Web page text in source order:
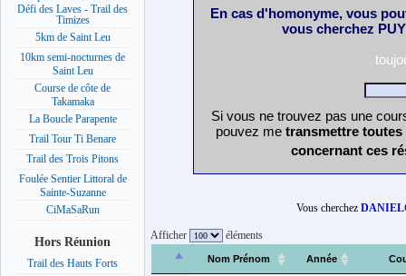
Défi des Laves - Trail des
Timizes
5km de Saint Leu
10km semi-nocturnes de
Saint Leu
Course de côte de
Takamaka
La Boucle Parapente
Trail Tour Ti Benare
Trail des Trois Pitons
Foulée Sentier Littoral de
Sainte-Suzanne
CiMaSaRun
Hors Réunion
Trail des Hauts Forts
En cas d'homonyme, vous
vous cherchez
Si vous ne trouvez pas une
pouvez me transmettre
concernant ces
Vous cherchez
Afficher éléments
Nom Prénom Année